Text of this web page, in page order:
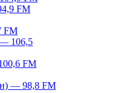
FM
FM
— 106,5
FM
— 98,8 FM